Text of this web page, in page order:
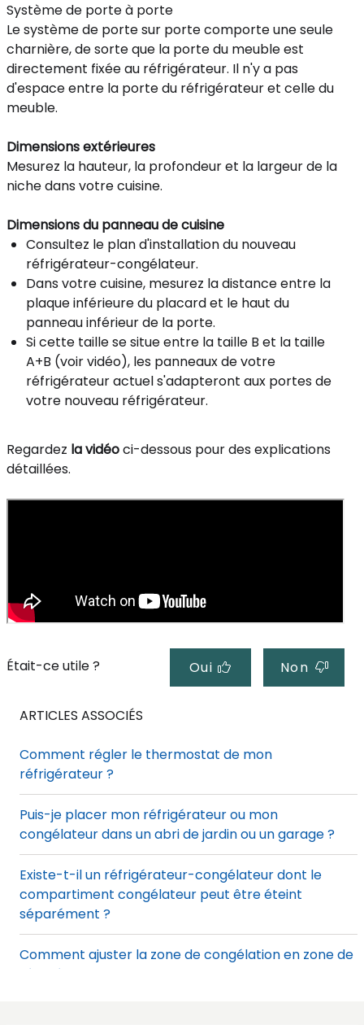
Système de porte à porte
Le système de porte sur porte comporte une seule
charnière, de sorte que la porte du meuble est
directement fixée au réfrigérateur. Il n'y a pas
d'espace entre la porte du réfrigérateur et celle du
meuble.
Dimensions extérieures
Mesurez la hauteur, la profondeur et la largeur de la
niche dans votre cuisine.
Dimensions du panneau de cuisine
Consultez le plan d'installation du nouveau
réfrigérateur-congélateur.
Dans votre cuisine, mesurez la distance entre la
plaque inférieure du placard et le haut du
panneau inférieur de la porte.
Si cette taille se situe entre la taille B et la taille
A+B (voir vidéo), les panneaux de votre
réfrigérateur actuel s'adapteront aux portes de
votre nouveau réfrigérateur.
Regardez la vidéoci-dessous pour des explications
détaillées.
Était-ce utile ? Oui Non
ARTICLES ASSOCIÉS
Comment régler le thermostat de mon
réfrigérateur ?
Puis-je placer mon réfrigérateur ou mon
congélateur dans un abri de jardin ou un garage ?
Existe-t-il un réfrigérateur-congélateur dont le
compartiment congélateur peut être éteint
séparément ?
Comment ajuster la zone de congélation en zone de
réfrigération